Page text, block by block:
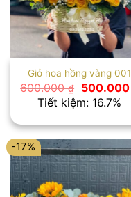
Giỏ hoa hồng vàng 001
600.000₫
Giá
gốc
là:
500.000
Tiết kiệm: 16.7%
-17%